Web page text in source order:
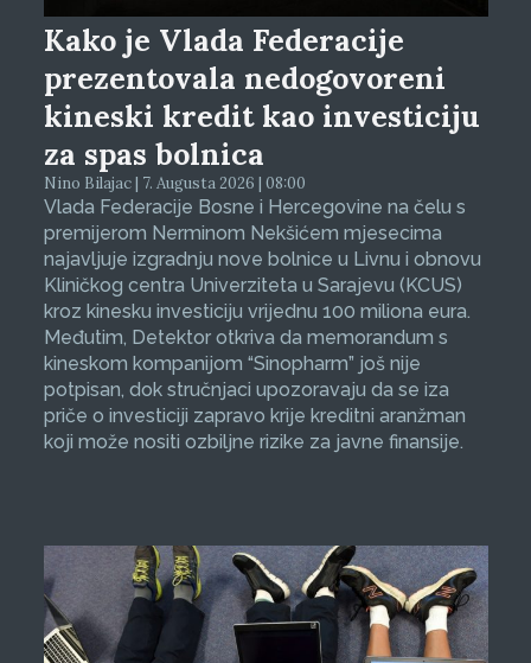
Kako je Vlada Federacije
prezentovala nedogovoreni
kineski kredit kao investiciju
za spas bolnica
Nino Bilajac | 7. Augusta 2026 | 08:00
Vlada Federacije Bosne i Hercegovine na čelu s
premijerom Nerminom Nekšićem mjesecima
najavljuje izgradnju nove bolnice u Livnu i obnovu
Kliničkog centra Univerziteta u Sarajevu (KCUS)
kroz kinesku investiciju vrijednu 100 miliona eura.
Međutim, Detektor otkriva da memorandum s
kineskom kompanijom “Sinopharm” još nije
potpisan, dok stručnjaci upozoravaju da se iza
priče o investiciji zapravo krije kreditni aranžman
koji može nositi ozbiljne rizike za javne finansije.